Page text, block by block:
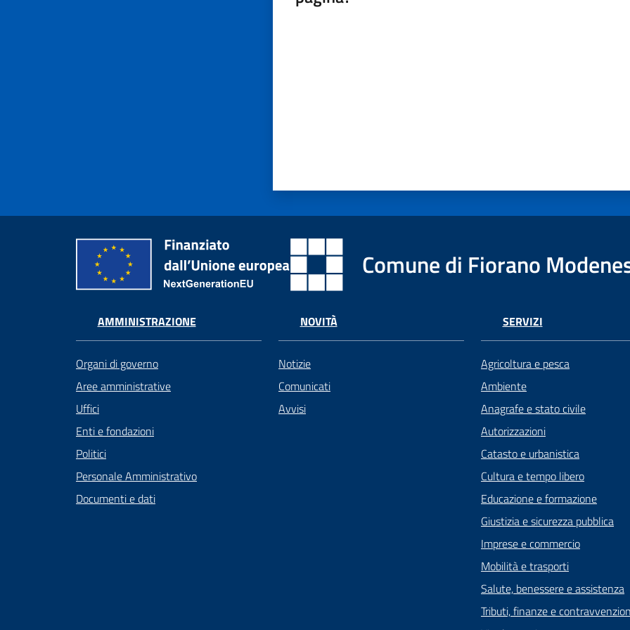
Comune di Fiorano
AMMINISTRAZIONE
Organi di governo
Aree amministrative
Uffici
Enti e fondazioni
Politici
Personale Amministrativo
Documenti e dati
NOVITÀ
Notizie
Comunicati
Avvisi
SERVIZI
Agricoltura e pesca
Ambiente
Anagrafe e stato civile
Autorizzazioni
Catasto e urbanistica
Cultura e tempo libero
Educazione e formazione
Giustizia e sicurezza pubblica
Imprese e commercio
Mobilità e trasporti
Salute, benessere e assistenza
Tributi, finanze e